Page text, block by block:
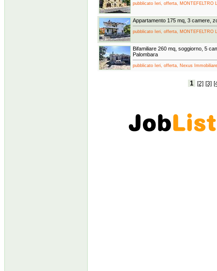
pubblicato Ieri, offerta, MONTEFELTRO
Appartamento 175 mq, 3 camere,
pubblicato Ieri, offerta, MONTEFELTRO
Bifamiliare 260 mq, soggiorno, 5
Palombara
pubblicato Ieri, offerta, Nexus
1 [2] [3]